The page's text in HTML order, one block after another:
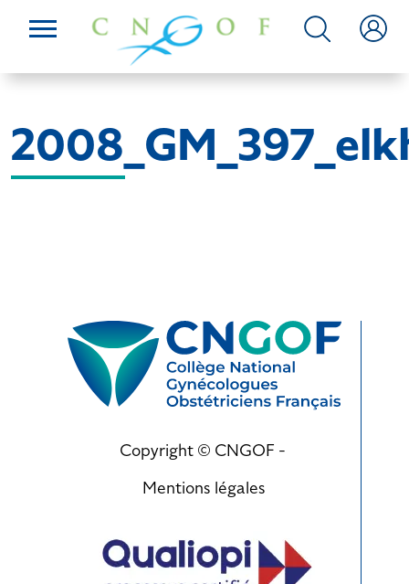
Copyright © CNGOF -
Mentions légales